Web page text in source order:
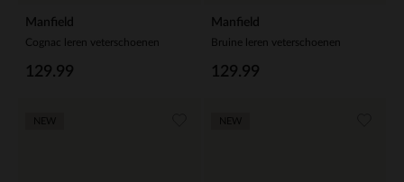
Manfield
Cognac leren veterschoenen
129.99
Manfield
Bruine leren veterschoenen
129.99